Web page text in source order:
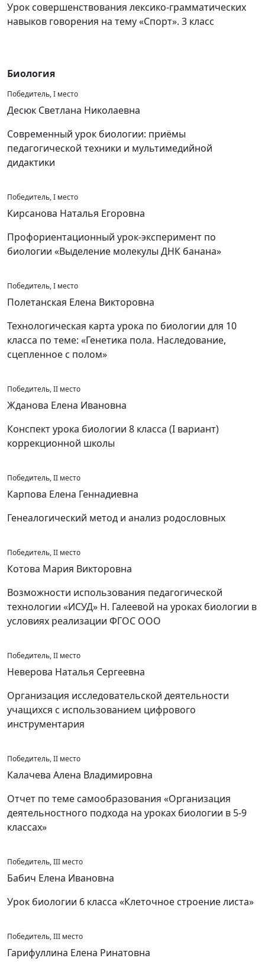
Урок совершенствования лексико-грамматических
навыков говорения на тему «Спорт». 3 класс
Биология
Победитель, I место
Десюк Светлана Николаевна
Современный урок биологии: приёмы
педагогической техники и мультимедийной
дидактики
Победитель, I место
Кирсанова Наталья Егоровна
Профориентационный урок-эксперимент по
биологии «Выделение молекулы ДНК банана»
Победитель, I место
Полетанская Елена Викторовна
Технологическая карта урока по биологии для 10
класса по теме: «Генетика пола. Наследование,
сцепленное с полом»
Победитель, II место
Жданова Елена Ивановна
Конспект урока биологии 8 класса (I вариант)
коррекционной школы
Победитель, II место
Карпова Елена Геннадиевна
Генеалогический метод и анализ родословных
Победитель, II место
Котова Мария Викторовна
Возможности использования педагогической
технологии «ИСУД» Н. Галеевой на уроках биологии в
условиях реализации ФГОС ООО
Победитель, II место
Неверова Наталья Сергеевна
Организация исследовательской деятельности
учащихся с использованием цифрового
инструментария
Победитель, II место
Калачева Алена Владимировна
Отчет по теме самообразования «Организация
деятельностного подхода на уроках биологии в 5-9
классах»
Победитель, III место
Бабич Елена Ивановна
Урок биологии 6 класса «Клеточное строение листа»
Победитель, III место
Гарифуллина Елена Ринатовна